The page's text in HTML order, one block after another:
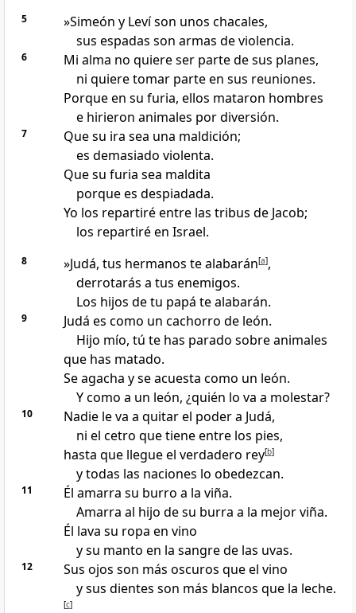
5
»Simeón y Leví son unos chacales,
sus espadas son armas de violencia.
6
Mi alma no quiere ser parte de sus planes,
ni quiere tomar parte en sus reuniones.
Porque en su furia, ellos mataron hombres
e hirieron animales por diversión.
7
Que su ira sea una maldición;
es demasiado violenta.
Que su furia sea maldita
porque es despiadada.
Yo los repartiré entre las tribus de Jacob;
los repartiré en Israel.
8 »Judá, tus hermanos te alabarán[a],
derrotarás a tus enemigos.
Los hijos de tu papá te alabarán.
9
Judá es como un cachorro de león.
Hijo mío, tú te has parado sobre animales
que has matado.
Se agacha y se acuesta como un león.
Y como a un león, ¿quién lo va a molestar?
10
Nadie le va a quitar el poder a Judá,
ni el cetro que tiene entre los pies,
hasta que llegue el verdadero rey[b]
y todas las naciones lo obedezcan.
11
Él amarra su burro a la viña.
Amarra al hijo de su burra a la mejor viña.
Él lava su ropa en vino
y su manto en la sangre de las uvas.
12
Sus ojos son más oscuros que el vino
y sus dientes son más blancos que la leche.
[c]